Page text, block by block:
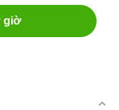
giờ